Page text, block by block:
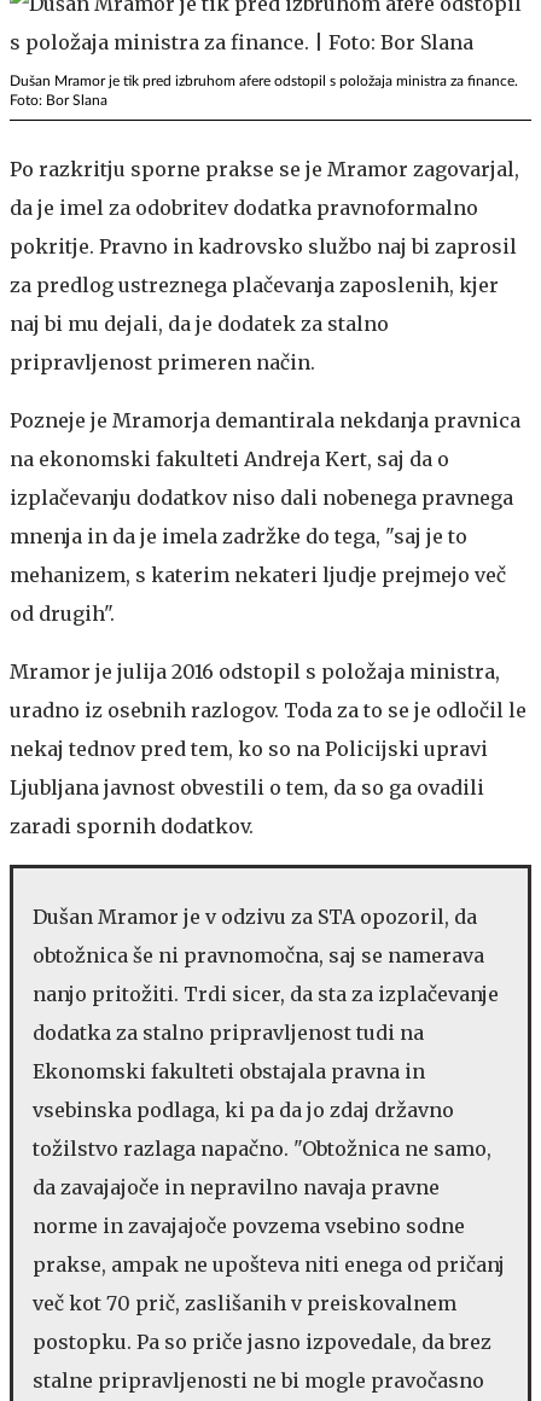
Dušan Mramor je tik pred izbruhom afere odstopil s položaja ministra za finance.
Foto: Bor Slana
Po razkritju sporne prakse se je Mramor zagovarjal,
da je imel za odobritev dodatka pravnoformalno
pokritje. Pravno in kadrovsko službo naj bi zaprosil
za predlog ustreznega plačevanja zaposlenih, kjer
naj bi mu dejali, da je dodatek za stalno
pripravljenost primeren način.
Pozneje je Mramorja demantirala nekdanja pravnica
na ekonomski fakulteti Andreja Kert, saj da o
izplačevanju dodatkov niso dali nobenega pravnega
mnenja in da je imela zadržke do tega, "saj je to
mehanizem, s katerim nekateri ljudje prejmejo več
od drugih".
Mramor je julija 2016 odstopil s položaja ministra,
uradno iz osebnih razlogov. Toda za to se je odločil le
nekaj tednov pred tem, ko so na Policijski upravi
Ljubljana javnost obvestili o tem, da so ga ovadili
zaradi spornih dodatkov.
Dušan Mramor je v odzivu za STA opozoril, da
obtožnica še ni pravnomočna, saj se namerava
nanjo pritožiti. Trdi sicer, da sta za izplačevanje
dodatka za stalno pripravljenost tudi na
Ekonomski fakulteti obstajala pravna in
vsebinska podlaga, ki pa da jo zdaj državno
tožilstvo razlaga napačno. "Obtožnica ne samo,
da zavajajoče in nepravilno navaja pravne
norme in zavajajoče povzema vsebino sodne
prakse, ampak ne upošteva niti enega od pričanj
več kot 70 prič, zaslišanih v preiskovalnem
postopku. Pa so priče jasno izpovedale, da brez
stalne pripravljenosti ne bi mogle pravočasno